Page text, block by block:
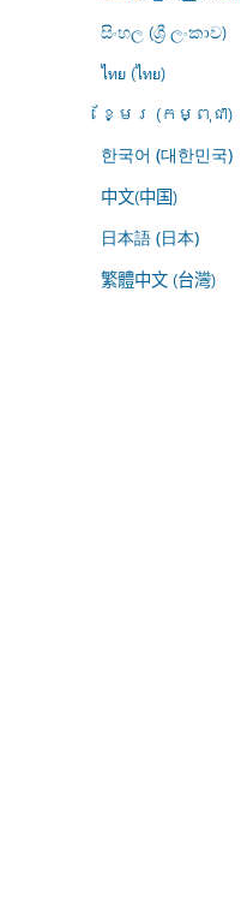
සිංහල (ශ්‍රී ලංකාව)
ไทย (ไทย)
ខ្មែរ (កម្ពុជា)
한국어 (대한민국)
中文(中国)
日本語 (日本)
繁體中文 (台灣)